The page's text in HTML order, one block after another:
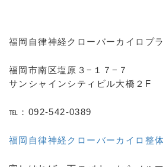
福岡自律神経クローバーカイロプ
福岡市南区塩原３−１７−７
サンシャインシティビル大橋２F
℡：092-542-0389
福岡自律神経クローバーカイロ整